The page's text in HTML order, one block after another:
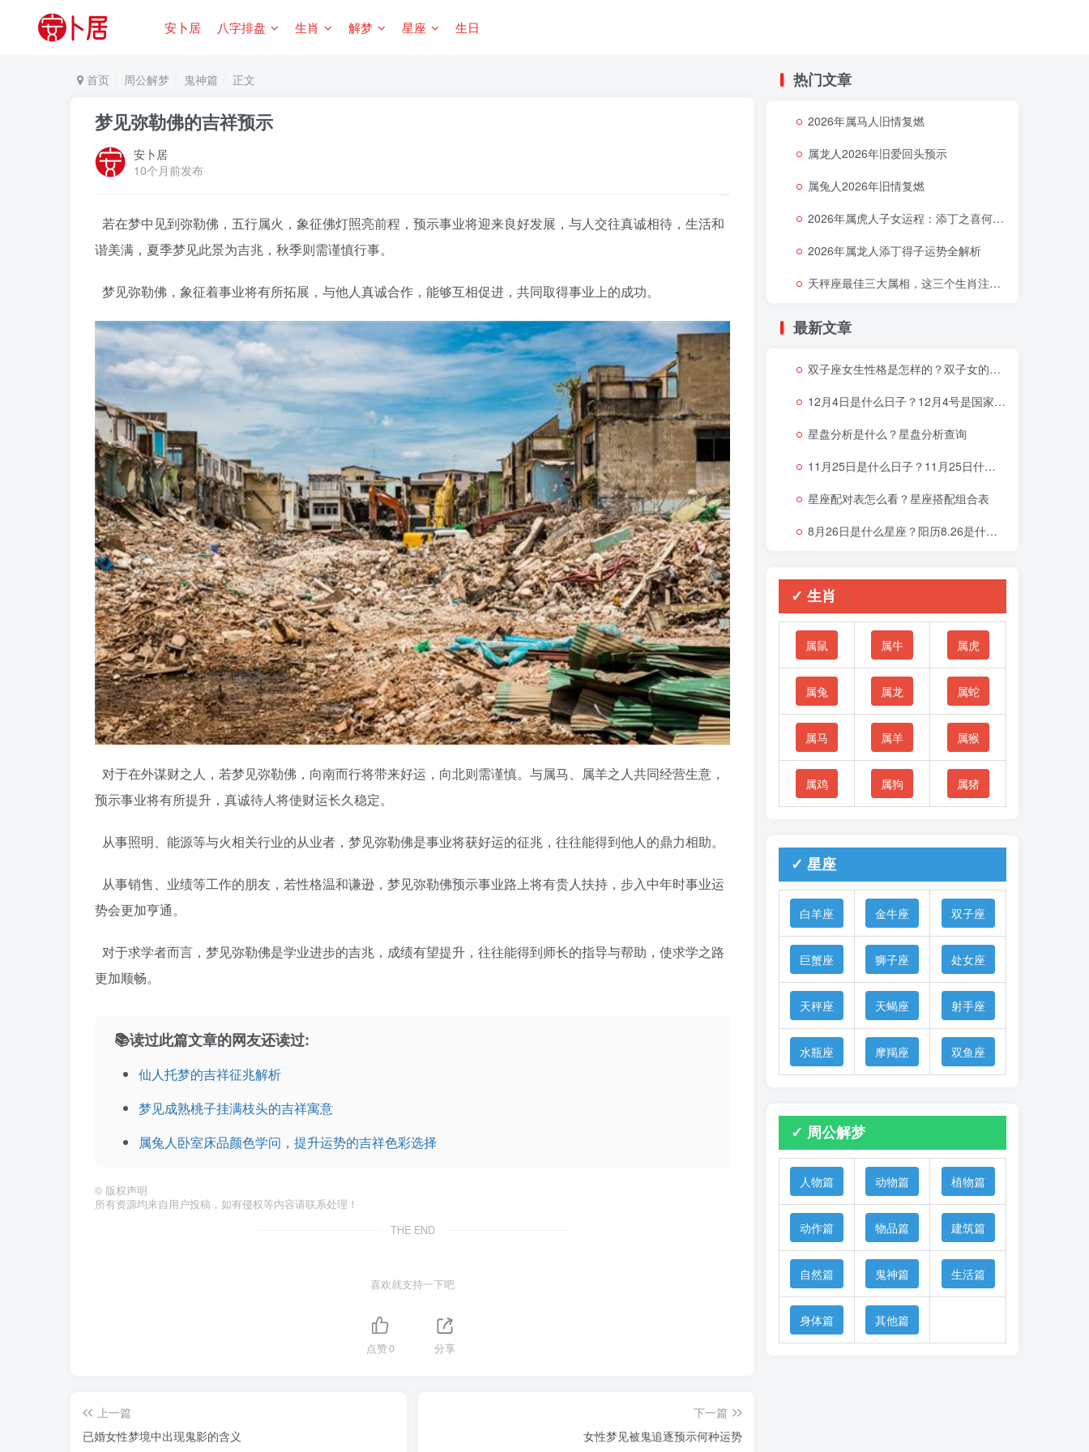
安卜居 八字排盘 生肖 解梦 星座 生日
首页 周公解梦 鬼神篇 正文
梦见弥勒佛的吉祥预示
安卜居
10个月前发布
若在梦中见到弥勒佛，五行属火，象征佛灯照亮前程，预示事业将迎来良好发展，与人交往真诚相待，生活和
谐美满，夏季梦见此景为吉兆，秋季则需谨慎行事。
梦见弥勒佛，象征着事业将有所拓展，与他人真诚合作，能够互相促进，共同取得事业上的成功。
对于在外谋财之人，若梦见弥勒佛，向南而行将带来好运，向北则需谨慎。与属马、属羊之人共同经营生意，
预示事业将有所提升，真诚待人将使财运长久稳定。
从事照明、能源等与火相关行业的从业者，梦见弥勒佛是事业将获好运的征兆，往往能得到他人的鼎力相助。
从事销售、业绩等工作的朋友，若性格温和谦逊，梦见弥勒佛预示事业路上将有贵人扶持，步入中年时事业运
势会更加亨通。
对于求学者而言，梦见弥勒佛是学业进步的吉兆，成绩有望提升，往往能得到师长的指导与帮助，使求学之路
更加顺畅。
📚读过此篇文章的网友还读过:
仙人托梦的吉祥征兆解析
梦见成熟桃子挂满枝头的吉祥寓意
属兔人卧室床品颜色学问，提升运势的吉祥色彩选择
© 版权声明
所有资源均来自用户投稿，如有侵权等内容请联系处理！
THE END
喜欢就支持一下吧
点赞0 分享
上一篇
已婚女性梦境中出现鬼影的含义
下一篇
女性梦见被鬼追逐预示何种运势
热门文章
2026年属马人旧情复燃
属龙人2026年旧爱回头预示
属兔人2026年旧情复燃
2026年属虎人子女运程：添丁之喜何时降临
2026年属龙人添丁得子运势全解析
天秤座最佳三大属相，这三个生肖注定让天秤座好运连连
最新文章
双子座女生性格是怎样的？双子女的性格与脾气
12月4日是什么日子？12月4号是国家宪法日吗？
星盘分析是什么？星盘分析查询
11月25日是什么日子？11月25日什么星座
星座配对表怎么看？星座搭配组合表
8月26日是什么星座？阳历8.26是什么星座
✓ 生肖
属鼠 属牛 属虎
属兔 属龙 属蛇
属马 属羊 属猴
属鸡 属狗 属猪
✓ 星座
白羊座 金牛座 双子座
巨蟹座 狮子座 处女座
天秤座 天蝎座 射手座
水瓶座 摩羯座 双鱼座
✓ 周公解梦
人物篇 动物篇 植物篇
动作篇 物品篇 建筑篇
自然篇 鬼神篇 生活篇
身体篇 其他篇